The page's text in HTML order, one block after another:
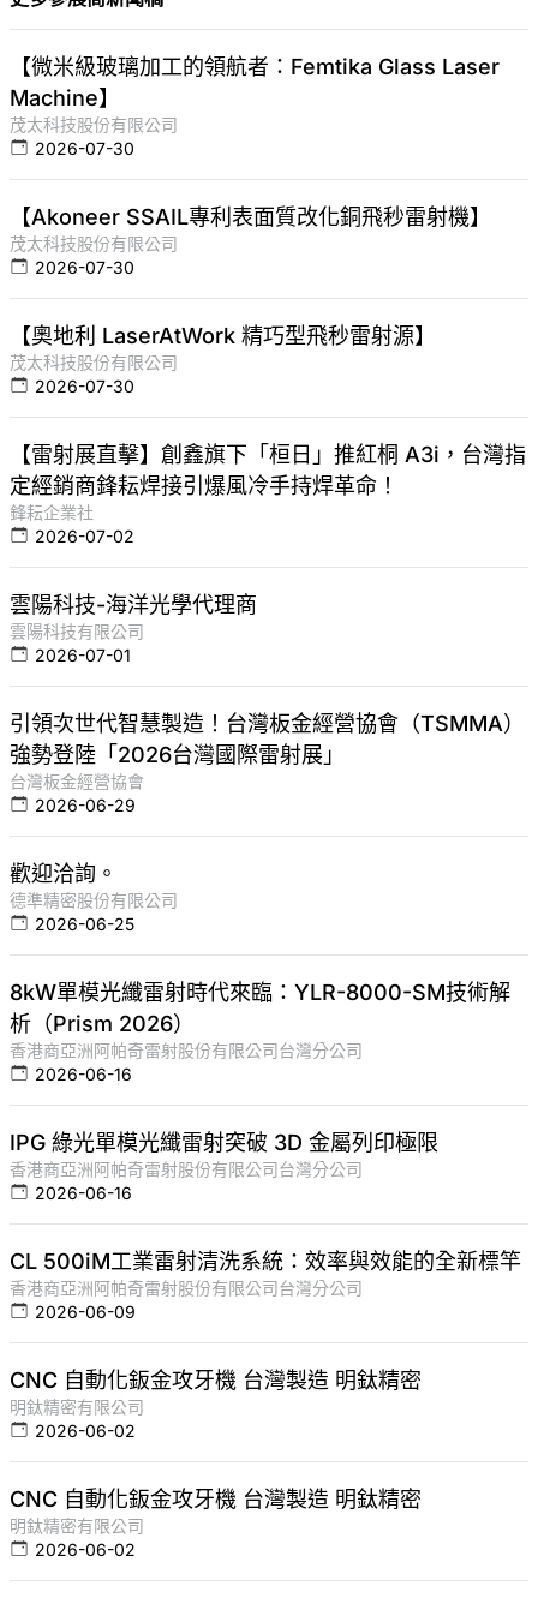
【微米級玻璃加工的領航者：Femtika Glass Laser
Machine】
茂太科技股份有限公司
2026-07-30
【Akoneer SSAIL專利表面質改化銅飛秒雷射機】
茂太科技股份有限公司
2026-07-30
【奧地利 LaserAtWork 精巧型飛秒雷射源】
茂太科技股份有限公司
2026-07-30
【雷射展直擊】創鑫旗下「桓日」推紅桐 A3i，台灣指
定經銷商鋒耘焊接引爆風冷手持焊革命！
鋒耘企業社
2026-07-02
雲陽科技-海洋光學代理商
雲陽科技有限公司
2026-07-01
引領次世代智慧製造！台灣板金經營協會（TSMMA）
強勢登陸「2026台灣國際雷射展」
台灣板金經營協會
2026-06-29
歡迎洽詢。
德準精密股份有限公司
2026-06-25
8kW單模光纖雷射時代來臨：YLR-8000-SM技術解
析（Prism 2026）
香港商亞洲阿帕奇雷射股份有限公司台灣分公司
2026-06-16
IPG 綠光單模光纖雷射突破 3D 金屬列印極限
香港商亞洲阿帕奇雷射股份有限公司台灣分公司
2026-06-16
CL 500iM工業雷射清洗系統：效率與效能的全新標竿
香港商亞洲阿帕奇雷射股份有限公司台灣分公司
2026-06-09
CNC 自動化鈑金攻牙機 台灣製造 明鈦精密
明鈦精密有限公司
2026-06-02
CNC 自動化鈑金攻牙機 台灣製造 明鈦精密
明鈦精密有限公司
2026-06-02